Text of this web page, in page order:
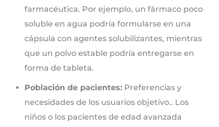
farmacéutica. Por ejemplo, un fármaco poco
soluble en agua podría formularse en una
cápsula con agentes solubilizantes, mientras
que un polvo estable podría entregarse en
forma de tableta.
Población de pacientes: Preferencias y
necesidades de los usuarios objetivo.. Los
niños o los pacientes de edad avanzada